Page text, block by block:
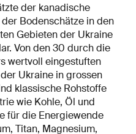
der kanadische
Bodenschätze in den
Gebieten der Ukraine
Von den 30 durch die
wertvoll eingestuften
Ukraine in grossen
klassische Rohstoffe
wie Kohle, Öl und
für die Energiewende
Titan, Magnesium,